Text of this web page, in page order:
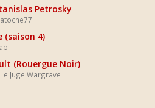
Petrosky
(saison 4)
(Rouergue Noir)
Le Juge Wargrave